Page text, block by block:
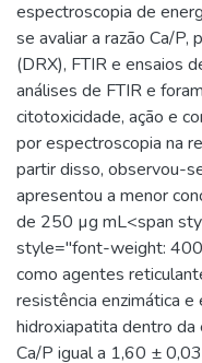
espectroscopia de
se avaliar a razão Ca/P,
(DRX), FTIR e ensaios
análises de FTIR e
citotoxicidade, ação e
por espectroscopia na
partir disso, observou-
apresentou a menor
de 250 µg mL<span
style="font-weight:
como agentes
resistência enzimática
hidroxiapatita dentro da
Ca/P igual a 1,60 ±